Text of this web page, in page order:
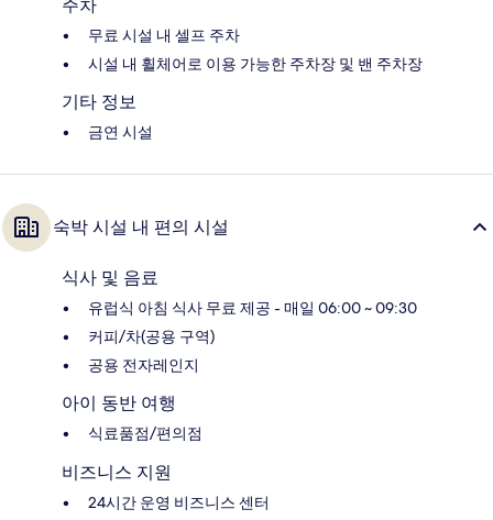
주차
무료 시설 내 셀프 주차
시설 내 휠체어로 이용 가능한 주차장 및 밴 주차장
기타 정보
금연 시설
숙박 시설 내 편의 시설
식사 및 음료
유럽식 아침 식사 무료 제공 - 매일 06:00 ~ 09:30
커피/차(공용 구역)
공용 전자레인지
아이 동반 여행
식료품점/편의점
비즈니스 지원
24시간 운영 비즈니스 센터